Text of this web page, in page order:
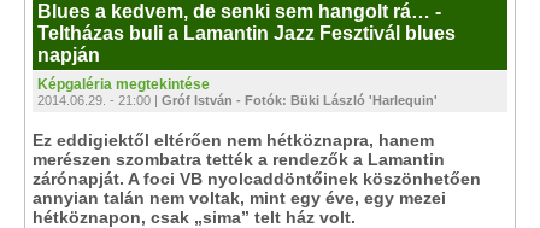
Blues a kedvem, de senki sem hangolt rá… -
Teltházas buli a Lamantin Jazz Fesztivál blues
napján
Képgaléria megtekintése
2014.06.29. - 21:00 | Gróf István - Fotók: Büki László 'Harlequin'
Ez eddigiektől eltérően nem hétköznapra, hanem
merészen szombatra tették a rendezők a Lamantin
zárónapját. A foci VB nyolcaddöntőinek köszönhetően
annyian talán nem voltak, mint egy éve, egy mezei
hétköznapon, csak „sima” telt ház volt.